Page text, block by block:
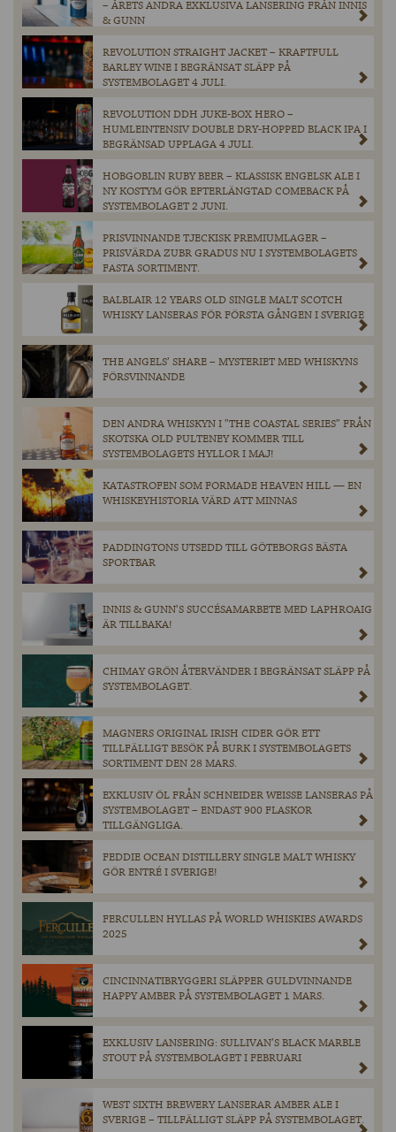
– ÅRETS ANDRA EXKLUSIVA LANSERING FRÅN INNIS
& GUNN
REVOLUTION STRAIGHT JACKET – KRAFTFULL
BARLEY WINE I BEGRÄNSAT SLÄPP PÅ
SYSTEMBOLAGET 4 JULI.
REVOLUTION DDH JUKE-BOX HERO –
HUMLEINTENSIV DOUBLE DRY-HOPPED BLACK IPA I
BEGRÄNSAD UPPLAGA 4 JULI.
HOBGOBLIN RUBY BEER – KLASSISK ENGELSK ALE I
NY KOSTYM GÖR EFTERLÄNGTAD COMEBACK PÅ
SYSTEMBOLAGET 2 JUNI.
PRISVINNANDE TJECKISK PREMIUMLAGER –
PRISVÄRDA ZUBR GRADUS NU I SYSTEMBOLAGETS
FASTA SORTIMENT.
BALBLAIR 12 YEARS OLD SINGLE MALT SCOTCH
WHISKY LANSERAS FÖR FÖRSTA GÅNGEN I SVERIGE
THE ANGELS’ SHARE – MYSTERIET MED WHISKYNS
FÖRSVINNANDE
DEN ANDRA WHISKYN I ”THE COASTAL SERIES” FRÅN
SKOTSKA OLD PULTENEY KOMMER TILL
SYSTEMBOLAGETS HYLLOR I MAJ!
KATASTROFEN SOM FORMADE HEAVEN HILL — EN
WHISKEYHISTORIA VÄRD ATT MINNAS
PADDINGTONS UTSEDD TILL GÖTEBORGS BÄSTA
SPORTBAR
INNIS & GUNN’S SUCCÉSAMARBETE MED LAPHROAIG
ÄR TILLBAKA!
CHIMAY GRÖN ÅTERVÄNDER I BEGRÄNSAT SLÄPP PÅ
SYSTEMBOLAGET.
MAGNERS ORIGINAL IRISH CIDER GÖR ETT
TILLFÄLLIGT BESÖK PÅ BURK I SYSTEMBOLAGETS
SORTIMENT DEN 28 MARS.
EXKLUSIV ÖL FRÅN SCHNEIDER WEISSE LANSERAS PÅ
SYSTEMBOLAGET – ENDAST 900 FLASKOR
TILLGÄNGLIGA.
FEDDIE OCEAN DISTILLERY SINGLE MALT WHISKY
GÖR ENTRÉ I SVERIGE!
FERCULLEN HYLLAS PÅ WORLD WHISKIES AWARDS
2025
CINCINNATIBRYGGERI SLÄPPER GULDVINNANDE
HAPPY AMBER PÅ SYSTEMBOLAGET 1 MARS.
EXKLUSIV LANSERING: SULLIVAN’S BLACK MARBLE
STOUT PÅ SYSTEMBOLAGET I FEBRUARI
WEST SIXTH BREWERY LANSERAR AMBER ALE I
SVERIGE – TILLFÄLLIGT SLÄPP PÅ SYSTEMBOLAGET.